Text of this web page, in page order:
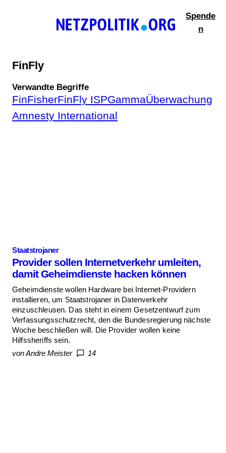
Spende
n
FinFly
Verwandte Begriffe
FinFisherFinFly ISPGammaÜberwachung
Amnesty International
Staatstrojaner
Provider sollen Internetverkehr umleiten,
damit Geheimdienste hacken können
Geheimdienste wollen Hardware bei Internet-Providern
installieren, um Staatstrojaner in Datenverkehr
einzuschleusen. Das steht in einem Gesetzentwurf zum
Verfassungsschutzrecht, den die Bundesregierung nächste
Woche beschließen will. Die Provider wollen keine
Hilfssheriffs sein.
von Andre Meister
14